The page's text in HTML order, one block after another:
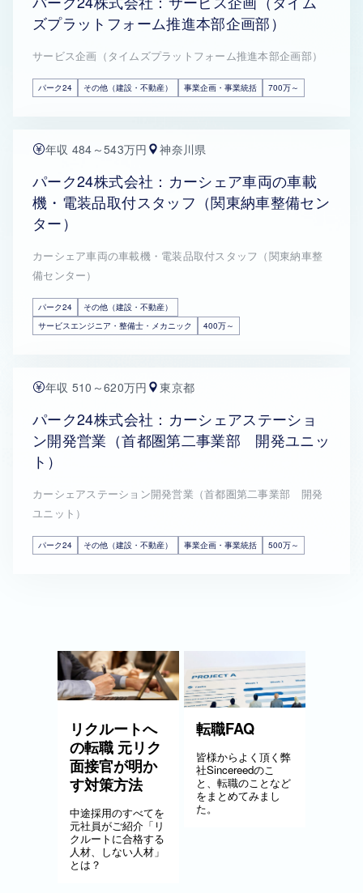
ズプラットフォーム推進本部企画部）
サービス企画（タイムズプラットフォーム推進本部企画部）
パーク24 その他（建設・不動産） 事業企画・事業統括 700万～
年収 484～543万円 神奈川県
パーク24株式会社：カーシェア車両の車載
機・電装品取付スタッフ（関東納車整備セン
ター）
カーシェア車両の車載機・電装品取付スタッフ（関東納車整
備センター）
パーク24
その他（建設・不動産）
サービスエンジニア・整備士・メカニック
400万～
年収 510～620万円 東京都
パーク24株式会社：カーシェアステーショ
ン開発営業（首都圏第二事業部 開発ユニッ
ト）
カーシェアステーション開発営業（首都圏第二事業部 開発
ユニット）
パーク24 その他（建設・不動産） 事業企画・事業統括 500万～
リクルートへ
の転職 元リク
面接官が明か
す対策方法
中途採用のすべてを
元社員がご紹介「リ
クルートに合格する
人材、しない人材」
とは？
転職FAQ
皆様からよく頂く弊
社Sincereedのこ
と、転職のことなど
をまとめてみまし
た。